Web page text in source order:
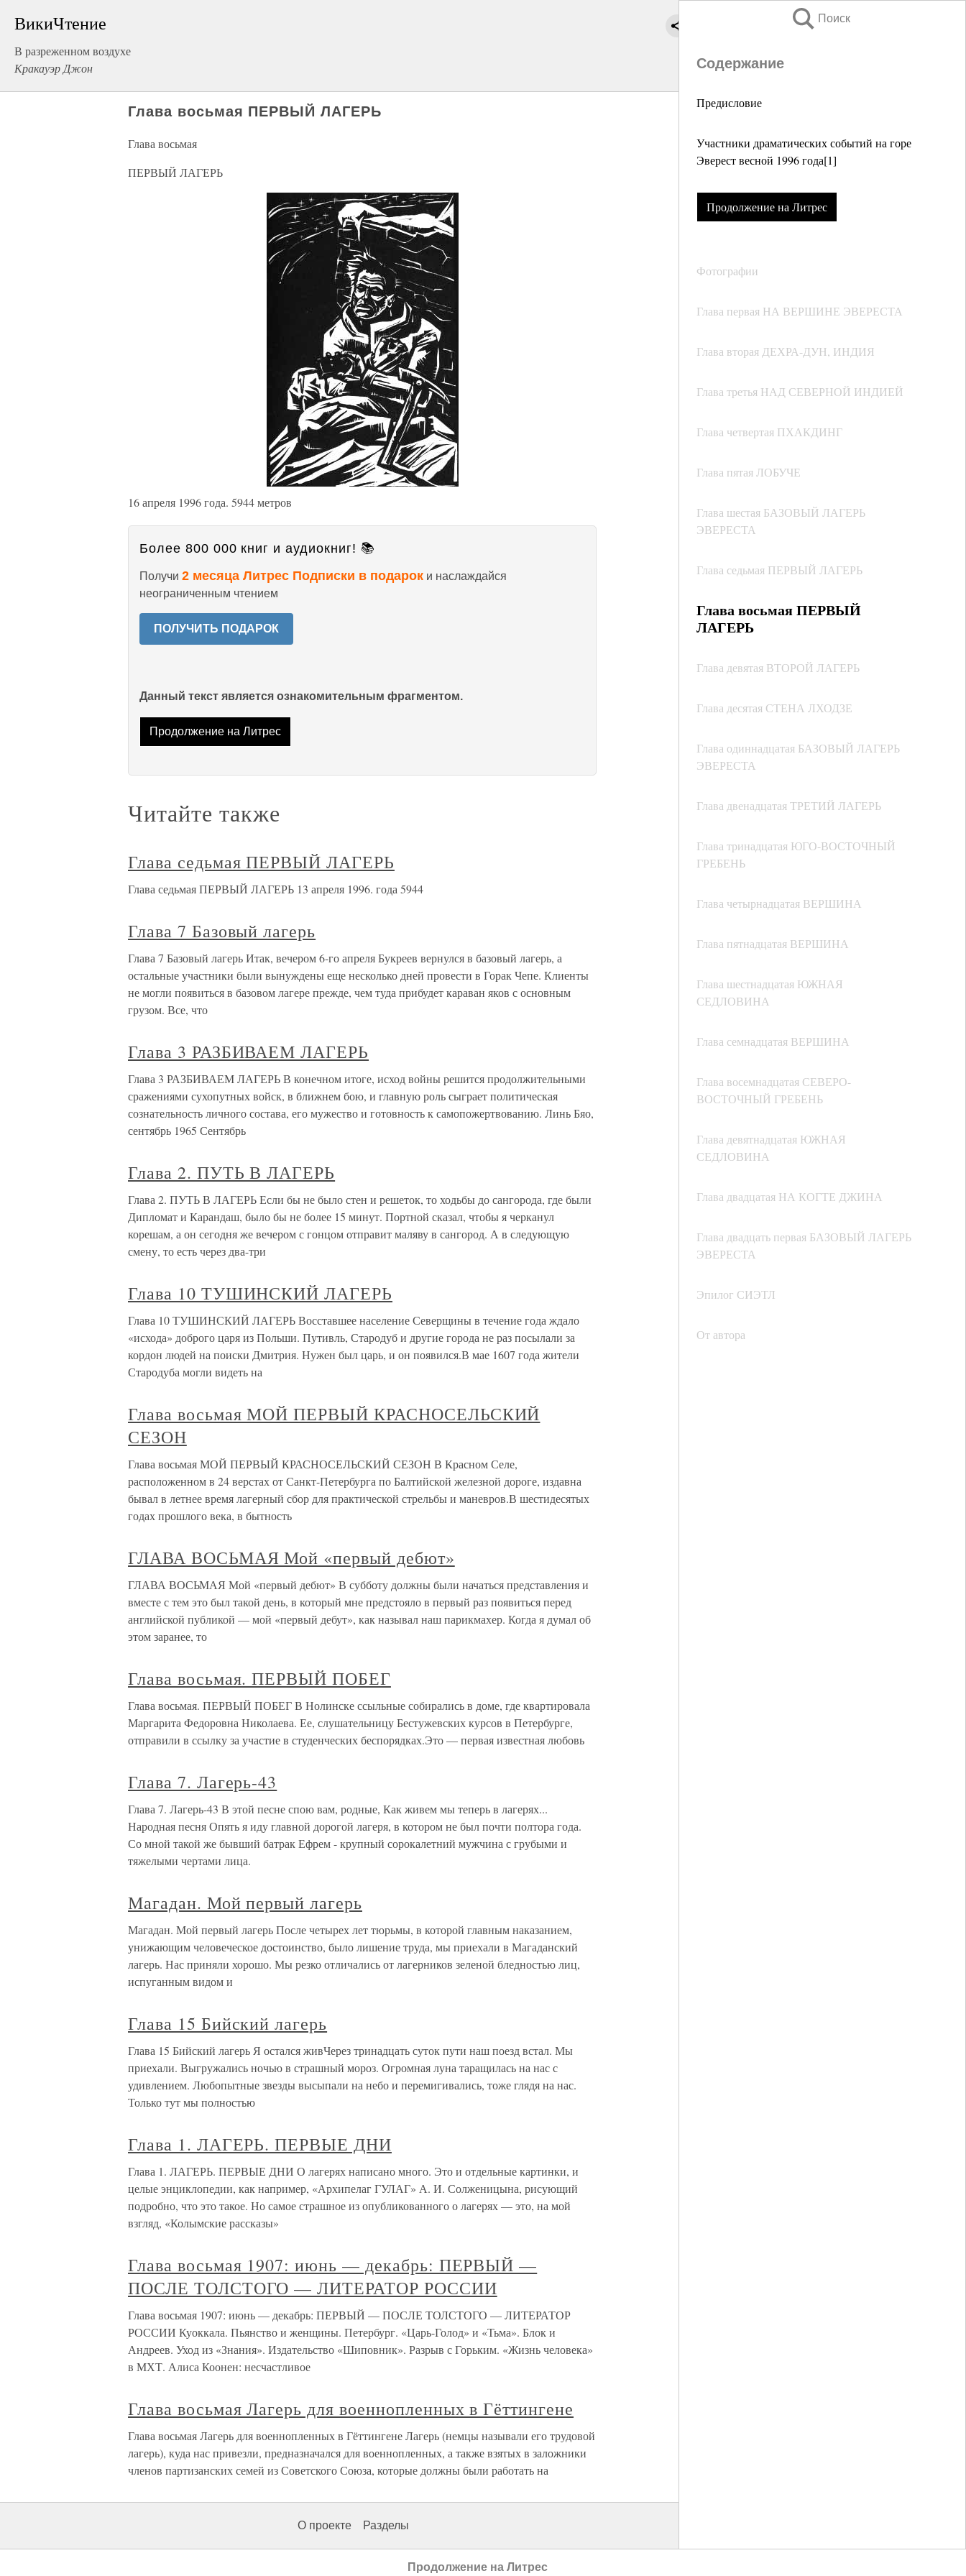
ВикиЧтение
В разреженном воздухе
Кракауэр Джон
Поиск
Содержание
Предисловие
Участники драматических событий на горе
Эверест весной 1996 года[1]
Продолжение на Литрес
Фотографии
Глава первая НА ВЕРШИНЕ ЭВЕРЕСТА
Глава вторая ДЕХРА-ДУН, ИНДИЯ
Глава третья НАД СЕВЕРНОЙ ИНДИЕЙ
Глава четвертая ПХАКДИНГ
Глава пятая ЛОБУЧЕ
Глава шестая БАЗОВЫЙ ЛАГЕРЬ
ЭВЕРЕСТА
Глава седьмая ПЕРВЫЙ ЛАГЕРЬ
Глава восьмая ПЕРВЫЙ
ЛАГЕРЬ
Глава девятая ВТОРОЙ ЛАГЕРЬ
Глава десятая СТЕНА ЛХОДЗЕ
Глава одиннадцатая БАЗОВЫЙ ЛАГЕРЬ
ЭВЕРЕСТА
Глава двенадцатая ТРЕТИЙ ЛАГЕРЬ
Глава тринадцатая ЮГО-ВОСТОЧНЫЙ
ГРЕБЕНЬ
Глава четырнадцатая ВЕРШИНА
Глава пятнадцатая ВЕРШИНА
Глава шестнадцатая ЮЖНАЯ
СЕДЛОВИНА
Глава семнадцатая ВЕРШИНА
Глава восемнадцатая СЕВЕРО-
ВОСТОЧНЫЙ ГРЕБЕНЬ
Глава девятнадцатая ЮЖНАЯ
СЕДЛОВИНА
Глава двадцатая НА КОГТЕ ДЖИНА
Глава двадцать первая БАЗОВЫЙ ЛАГЕРЬ
ЭВЕРЕСТА
Эпилог СИЭТЛ
От автора
Глава восьмая ПЕРВЫЙ ЛАГЕРЬ
Глава восьмая
ПЕРВЫЙ ЛАГЕРЬ
16 апреля 1996 года. 5944 метров
Более 800 000 книг и аудиокниг! 📚
Получи 2 месяца Литрес Подписки в подарок и наслаждайся
неограниченным чтением
ПОЛУЧИТЬ ПОДАРОК
Данный текст является ознакомительным фрагментом.
Продолжение на Литрес
Читайте также
Глава седьмая ПЕРВЫЙ ЛАГЕРЬ
Глава седьмая ПЕРВЫЙ ЛАГЕРЬ 13 апреля 1996. года 5944
Глава 7 Базовый лагерь
Глава 7 Базовый лагерь Итак, вечером 6-го апреля Букреев вернулся в базовый лагерь, а
остальные участники были вынуждены еще несколько дней провести в Горак Чепе. Клиенты
не могли появиться в базовом лагере прежде, чем туда прибудет караван яков с основным
грузом. Все, что
Глава 3 РАЗБИВАЕМ ЛАГЕРЬ
Глава 3 РАЗБИВАЕМ ЛАГЕРЬ В конечном итоге, исход войны решится продолжительными
сражениями сухопутных войск, в ближнем бою, и главную роль сыграет политическая
сознательность личного состава, его мужество и готовность к самопожертвованию. Линь Бяо,
сентябрь 1965 Сентябрь
Глава 2. ПУТЬ В ЛАГЕРЬ
Глава 2. ПУТЬ В ЛАГЕРЬ Если бы не было стен и решеток, то ходьбы до сангорода, где были
Дипломат и Карандаш, было бы не более 15 минут. Портной сказал, чтобы я черканул
корешам, а он сегодня же вечером с гонцом отправит маляву в сангород. А в следующую
смену, то есть через два-три
Глава 10 ТУШИНСКИЙ ЛАГЕРЬ
Глава 10 ТУШИНСКИЙ ЛАГЕРЬ Восставшее население Северщины в течение года ждало
«исхода» доброго царя из Польши. Путивль, Стародуб и другие города не раз посылали за
кордон людей на поиски Дмитрия. Нужен был царь, и он появился.В мае 1607 года жители
Стародуба могли видеть на
Глава восьмая МОЙ ПЕРВЫЙ КРАСНОСЕЛЬСКИЙ
СЕЗОН
Глава восьмая МОЙ ПЕРВЫЙ КРАСНОСЕЛЬСКИЙ СЕЗОН В Красном Селе,
расположенном в 24 верстах от Санкт-Петербурга по Балтийской железной дороге, издавна
бывал в летнее время лагерный сбор для практической стрельбы и маневров.В шестидесятых
годах прошлого века, в бытность
ГЛАВА ВОСЬМАЯ Мой «первый дебют»
ГЛАВА ВОСЬМАЯ Мой «первый дебют» В субботу должны были начаться представления и
вместе с тем это был такой день, в который мне предстояло в первый раз появиться перед
английской публикой — мой «первый дебут», как называл наш парикмахер. Когда я думал об
этом заранее, то
Глава восьмая. ПЕРВЫЙ ПОБЕГ
Глава восьмая. ПЕРВЫЙ ПОБЕГ В Нолинске ссыльные собирались в доме, где квартировала
Маргарита Федоровна Николаева. Ее, слушательницу Бестужевских курсов в Петербурге,
отправили в ссылку за участие в студенческих беспорядках.Это — первая известная любовь
Глава 7. Лагерь-43
Глава 7. Лагерь-43 В этой песне спою вам, родные, Как живем мы теперь в лагерях...
Народная песня Опять я иду главной дорогой лагеря, в котором не был почти полтора года.
Со мной такой же бывший батрак Ефрем - крупный сорокалетний мужчина с грубыми и
тяжелыми чертами лица.
Магадан. Мой первый лагерь
Магадан. Мой первый лагерь После четырех лет тюрьмы, в которой главным наказанием,
унижающим человеческое достоинство, было лишение труда, мы приехали в Магаданский
лагерь. Нас приняли хорошо. Мы резко отличались от лагерников зеленой бледностью лиц,
испуганным видом и
Глава 15 Бийский лагерь
Глава 15 Бийский лагерь Я остался живЧерез тринадцать суток пути наш поезд встал. Мы
приехали. Выгружались ночью в страшный мороз. Огромная луна таращилась на нас с
удивлением. Любопытные звезды высыпали на небо и перемигивались, тоже глядя на нас.
Только тут мы полностью
Глава 1. ЛАГЕРЬ. ПЕРВЫЕ ДНИ
Глава 1. ЛАГЕРЬ. ПЕРВЫЕ ДНИ О лагерях написано много. Это и отдельные картинки, и
целые энциклопедии, как например, «Архипелаг ГУЛАГ» А. И. Солженицына, рисующий
подробно, что это такое. Но самое страшное из опубликованного о лагерях — это, на мой
взгляд, «Колымские рассказы»
Глава восьмая 1907: июнь — декабрь: ПЕРВЫЙ —
ПОСЛЕ ТОЛСТОГО — ЛИТЕРАТОР РОССИИ
Глава восьмая 1907: июнь — декабрь: ПЕРВЫЙ — ПОСЛЕ ТОЛСТОГО — ЛИТЕРАТОР
РОССИИ Куоккала. Пьянство и женщины. Петербург. «Царь-Голод» и «Тьма». Блок и
Андреев. Уход из «Знания». Издательство «Шиповник». Разрыв с Горьким. «Жизнь человека»
в МХТ. Алиса Коонен: несчастливое
Глава восьмая Лагерь для военнопленных в Гёттингене
Глава восьмая Лагерь для военнопленных в Гёттингене Лагерь (немцы называли его трудовой
лагерь), куда нас привезли, предназначался для военнопленных, а также взятых в заложники
членов партизанских семей из Советского Союза, которые должны были работать на
О проекте Разделы
Продолжение на Литрес